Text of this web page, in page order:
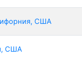
США
США